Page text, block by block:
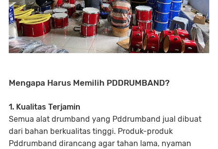
Mengapa Harus Memilih PDDRUMBAND?
1. Kualitas Terjamin
Semua alat drumband yang Pddrumband jual dibuat
dari bahan berkualitas tinggi. Produk-produk
Pddrumband dirancang agar tahan lama, nyaman